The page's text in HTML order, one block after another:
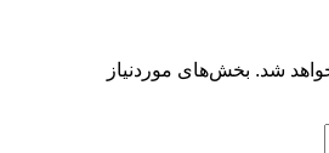
شد. بخش‌های موردنیاز